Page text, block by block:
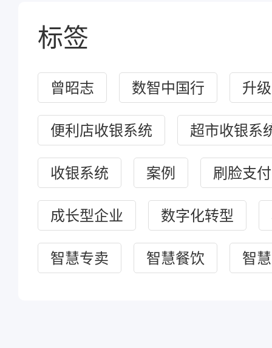
标签
曾昭志 数智中国行 升
便利店收银系统 超市收银系
收银系统 案例 刷脸支付
成长型企业 数字化转型
智慧专卖 智慧餐饮 智